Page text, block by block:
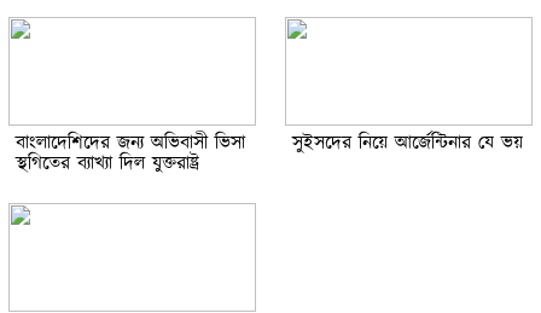
বাংলাদেশিদের জন্য অভিবাসী ভিসা
স্থগিতের ব্যাখ্যা দিল যুক্তরাষ্ট্র
সুইসদের নিয়ে আর্জেন্টিনার যে ভয়